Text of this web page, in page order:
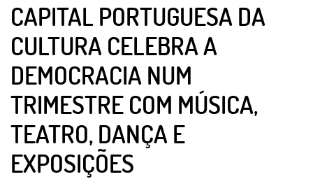
CAPITAL PORTUGUESA DA
CULTURA CELEBRA A
DEMOCRACIA NUM
TRIMESTRE COM MÚSICA,
TEATRO, DANÇA E
EXPOSIÇÕES